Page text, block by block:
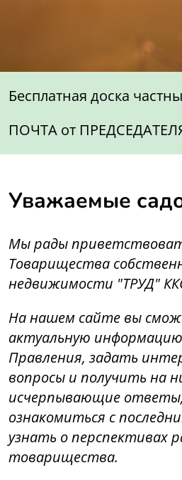
Бесплатная доска
ПОЧТА от
Уважаемые
Мы рады
Товарищества
недвижимости "ТРУД"
На нашем сайте вы
актуальную
Правления, задать
вопросы и получить на
исчерпывающие
ознакомиться с
узнать о перспективах
товарищества.